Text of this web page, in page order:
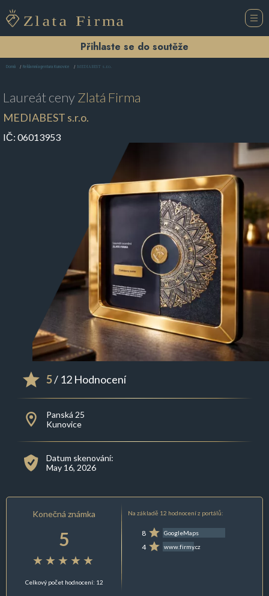
Přihlaste se do soutěže
Domů Reklamní agentura Kunovice MEDIABEST s.r.o.
Laureát cenyZlatá Firma
MEDIABEST s.r.o.
IČ: 06013953
5/ 12 Hodnocení
Panská 25
Kunovice
Datum skenování:
May 16, 2026
Konečná známka
5
Celkový počet hodnocení: 12
Na základě 12 hodnocení z portálů:
8 GoogleMaps
4 www.firmy.cz